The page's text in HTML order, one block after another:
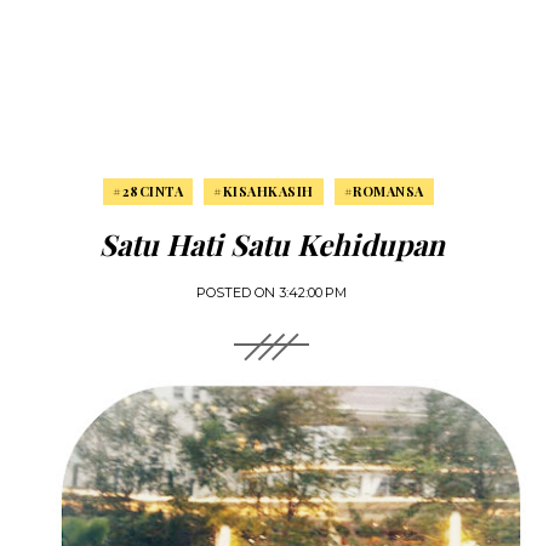
#28CINTA #KISAHKASIH #ROMANSA
Satu Hati Satu Kehidupan
POSTED ON 3:42:00 PM